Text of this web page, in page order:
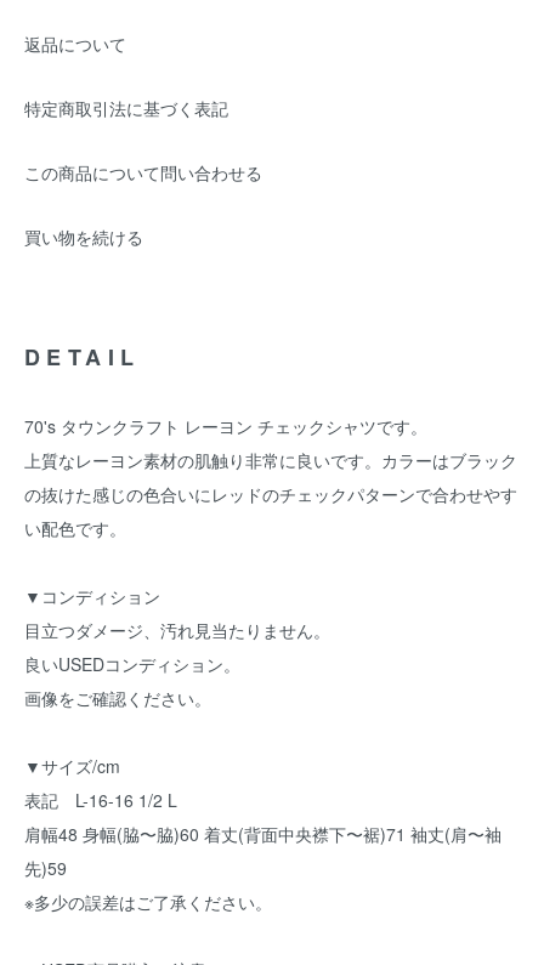
返品について
特定商取引法に基づく表記
この商品について問い合わせる
買い物を続ける
DETAIL
70's タウンクラフト レーヨン チェックシャツです。
上質なレーヨン素材の肌触り非常に良いです。カラーはブラック
の抜けた感じの色合いにレッドのチェックパターンで合わせやす
い配色です。
▼コンディション
目立つダメージ、汚れ見当たりません。
良いUSEDコンディション。
画像をご確認ください。
▼サイズ/cm
表記 L-16-16 1/2 L
肩幅48 身幅(脇〜脇)60 着丈(背面中央襟下〜裾)71 袖丈(肩〜袖
先)59
※多少の誤差はご了承ください。